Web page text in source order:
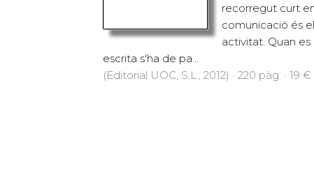
recorregut curt
comunicació és
activitat. Quan
escrita s'ha de pa...
(Editorial UOC, S.L., 2012) · 220 pàg. · 19 €